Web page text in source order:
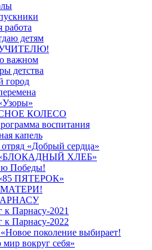
работа
детям
УЧИТЕЛЮ!
важном
детства
город
КОЛЕСО
воспитания
капель
«Добрый сердца»
ХЛЕБ»
Победы!
ПЯТЕРОК»
Парнасу-2021
к Парнасу-2022
поколение выбирает!
вокруг себя»